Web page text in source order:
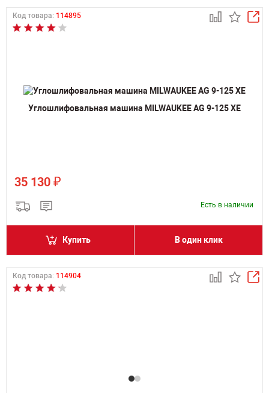
Код товара: 114895
Углошлифовальная машина MILWAUKEE AG 9-125 XE
35 130 ₽
Есть в наличии
Купить В один клик
Код товара: 114904